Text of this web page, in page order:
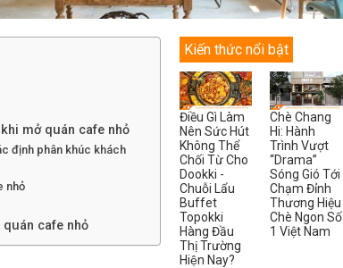
mở quán cafe nhỏ
định phân khúc khách
nhỏ
quán cafe nhỏ
Kiến thức nổi bật
Điều Gì Làm
Nên Sức Hút
Không Thể
Chối Từ Cho
Dookki -
Chuỗi Lẩu
Buffet
Topokki
Hàng Đầu
Thị Trường
Hiện Nay?
Chè Chang
Hi: Hành
Trình Vượt
“Drama”
Sóng Gió Tới
Chạm Đỉnh
Thương Hiệu
Chè Ngon Số
1 Việt Nam